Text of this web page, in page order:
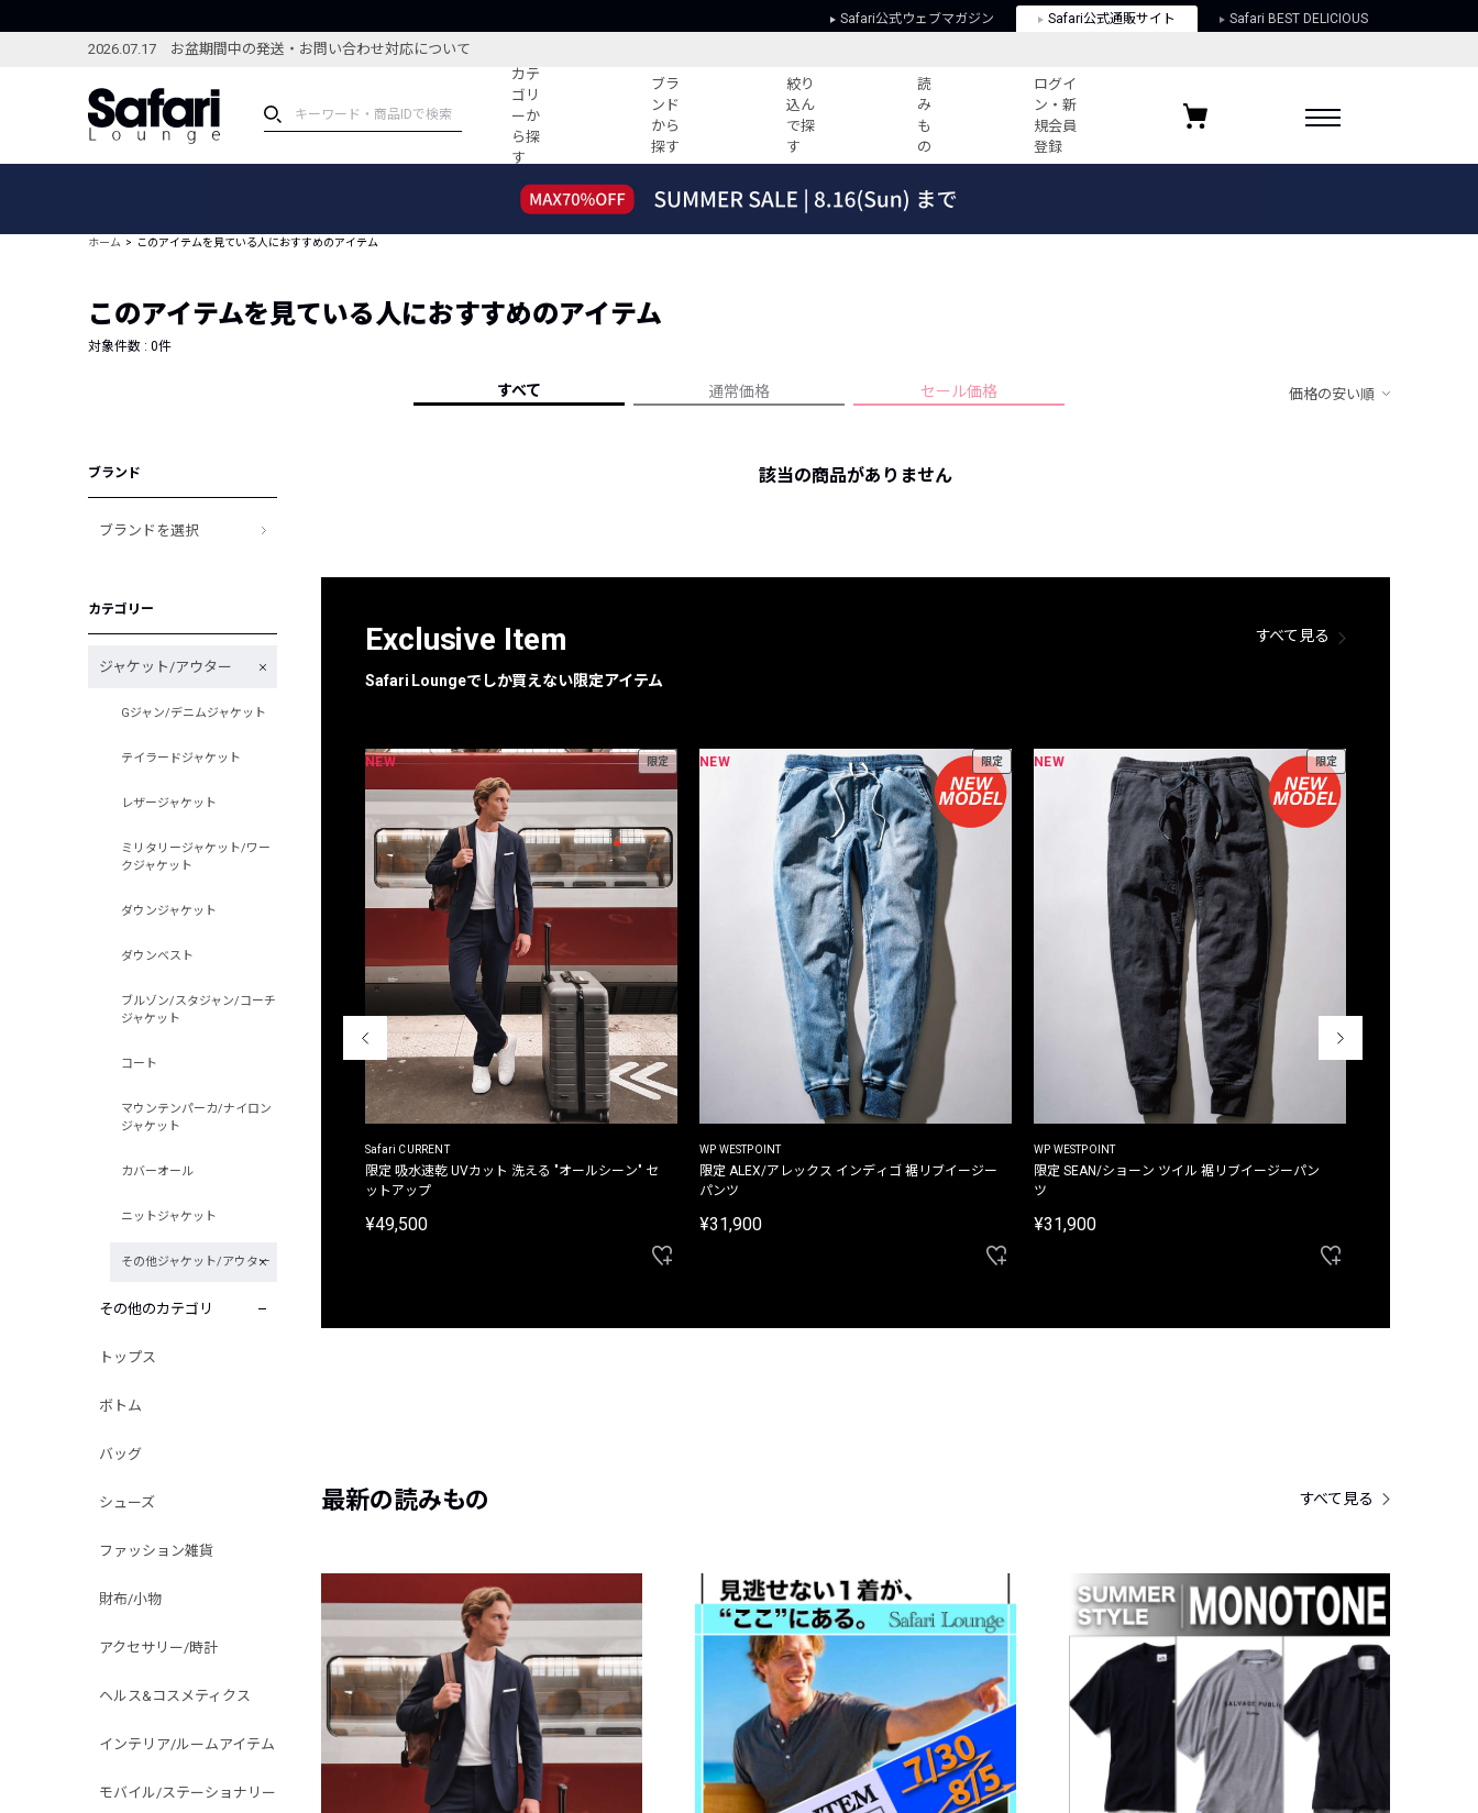
Safari公式ウェブマガジン Safari公式通販サイト Safari BEST DELICIOUS
2026.07.17 お盆期間中の発送・お問い合わせ対応について
カテ
ゴリ
ーか
ら探
す
ブラ
ンド
から
探す
絞り
込ん
で探
す
読
み
も
の
ログイ
ン・新
規会員
登録
ブランドから探す
新着アイテム
編集部のおすすめアイテム
特集記事
コーディネート
すべての記事
ーデ紹介
人気記事ランキング
フォーカスブランド
プライバシーポリシー
お気に入りブランド
ホーム このアイテムを見ている人におすすめのアイテム
このアイテムを見ている人におすすめのアイテム
対象件数 : 0件
すべて 通常価格 セール価格 価格の安い順
ブランド
ブランドを選択
カテゴリー
ジャケット/アウター
Gジャン/デニムジャケット
テイラードジャケット
レザージャケット
ミリタリージャケット/ワー
クジャケット
ダウンジャケット
ダウンベスト
ブルゾン/スタジャン/コーチ
ジャケット
コート
マウンテンパーカ/ナイロン
ジャケット
カバーオール
ニットジャケット
その他ジャケット/アウター
その他のカテゴリ
トップス
ボトム
バッグ
シューズ
ファッション雑貨
財布/小物
アクセサリー/時計
ヘルス&コスメティクス
インテリア/ルームアイテム
モバイル/ステーショナリー
該当の商品がありません
Exclusive Item
Safari Loungeでしか買えない限定アイテム
すべて見る
別注限定 フード付き チェックシャツジャケット
NEW 限定
Safari CURRENT
限定 吸水速乾 UVカット 洗える "オールシーン" セ
ットアップ
¥49,500
NEW 限定
WP WESTPOINT
限定 ALEX/アレックス インディゴ 裾リブイージー
パンツ
¥31,900
NEW 限定
WP WESTPOINT
限定 SEAN/ショーン ツイル 裾リブイージーパン
ツ
¥31,900
最新の読みもの すべて見る